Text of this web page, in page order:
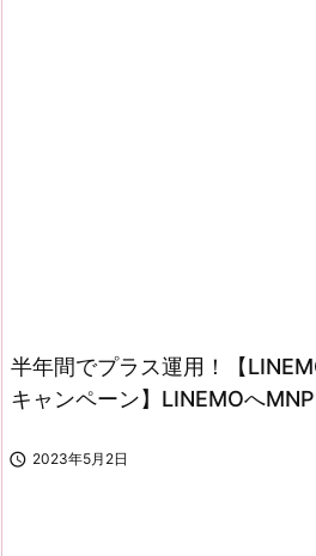
半年間でプラス運用！【
キャンペーン】LINEMOへ
 2023年5月2日